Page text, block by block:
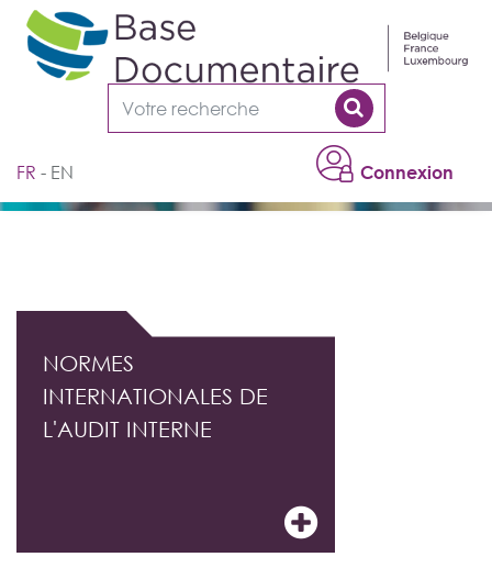
Connexion
FR EN
NORMES
INTERNATIONALES DE
L'AUDIT INTERNE
Cookies management panel